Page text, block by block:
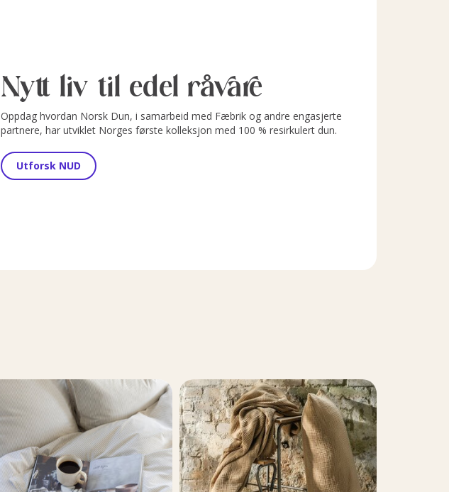
Nytt liv til edel råvare
Oppdag hvordan Norsk Dun, i samarbeid med Fæbrik og andre engasjerte
partnere, har utviklet Norges første kolleksjon med 100 % resirkulert dun.
Utforsk NUD